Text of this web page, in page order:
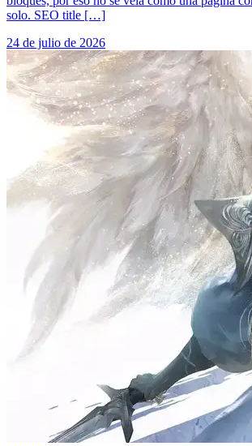
solo. SEO title […]
24 de julio de 2026